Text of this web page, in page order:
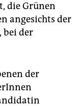
die Grünen
angesichts der
bei der
der